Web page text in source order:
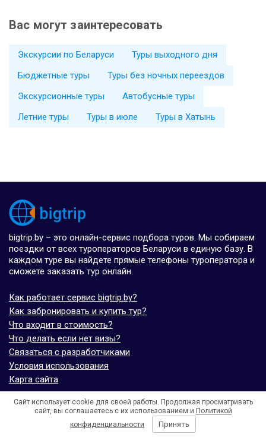
Вас могут заинтересовать
Экскурсии по Беларуси
Туры выходного дня
Бюджетные туры
Туры без ночных переездов
Экскурсионные туры
Автобусные туры
Летние туры
Туры в июле Туры в Хатынь
bigtrip.by – это онлайн-сервис подбора туров. Мы собираем
поездки от всех туроператоров Беларуси в единую базу. В
каждом туре вы найдете прямые телефоны туроператора и
сможете заказать тур онлайн.
Как работает сервис bigtrip.by?
Как забронировать и купить тур?
Что входит в стоимость?
Что делать если нет визы?
Связаться с разработчиками
Условия использования
Карта сайта
© bigtrip.by,elijoviaje.es– 2014 - 2026
- 5.0 на основе 7 отзывов
Сайт использует cookie для своей работы. Продолжая просматривать
сайт, вы соглашаетесь с их использованием и Политикой
конфиденциальности
Принять